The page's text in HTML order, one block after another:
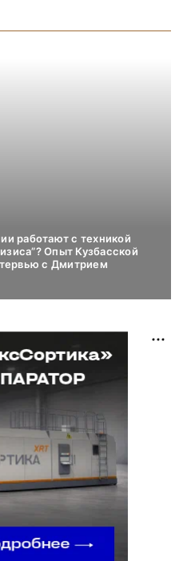
работают с техникой
Опыт Кузбасской
с Дмитрием